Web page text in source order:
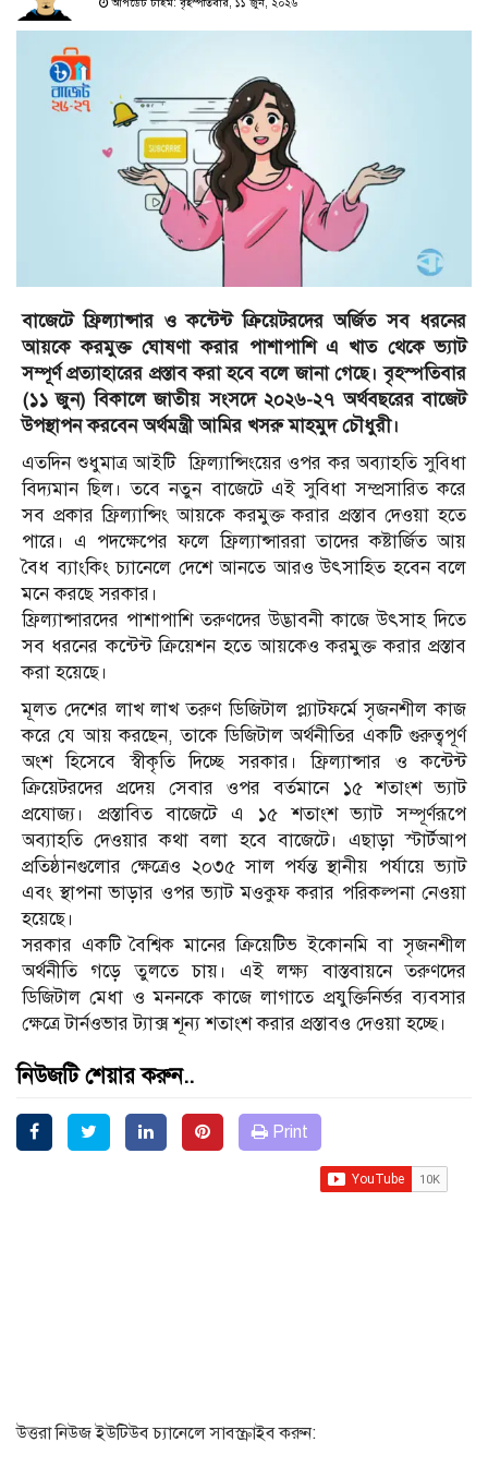
আপডেট টাইম: বৃহস্পতিবার, ১১ জুন, ২০২৬
বাজেটে ফ্রিল্যান্সার ও কন্টেন্ট ক্রিয়েটরদের অর্জিত সব ধরনের
আয়কে করমুক্ত ঘোষণা করার পাশাপাশি এ খাত থেকে ভ্যাট
সম্পূর্ণ প্রত্যাহারের প্রস্তাব করা হবে বলে জানা গেছে। বৃহস্পতিবার
(১১ জুন) বিকালে জাতীয় সংসদে ২০২৬-২৭ অর্থবছরের বাজেট
উপস্থাপন করবেন অর্থমন্ত্রী আমির খসরু মাহমুদ চৌধুরী।
এতদিন শুধুমাত্র আইটি ফ্রিল্যান্সিংয়ের ওপর কর অব্যাহতি সুবিধা
বিদ্যমান ছিল। তবে নতুন বাজেটে এই সুবিধা সম্প্রসারিত করে
সব প্রকার ফ্রিল্যান্সিং আয়কে করমুক্ত করার প্রস্তাব দেওয়া হতে
পারে। এ পদক্ষেপের ফলে ফ্রিল্যান্সাররা তাদের কষ্টার্জিত আয়
বৈধ ব্যাংকিং চ্যানেলে দেশে আনতে আরও উৎসাহিত হবেন বলে
মনে করছে সরকার।
ফ্রিল্যান্সারদের পাশাপাশি তরুণদের উদ্ভাবনী কাজে উৎসাহ দিতে
সব ধরনের কন্টেন্ট ক্রিয়েশন হতে আয়কেও করমুক্ত করার প্রস্তাব
করা হয়েছে।
মূলত দেশের লাখ লাখ তরুণ ডিজিটাল প্ল্যাটফর্মে সৃজনশীল কাজ
করে যে আয় করছেন, তাকে ডিজিটাল অর্থনীতির একটি গুরুত্বপূর্ণ
অংশ হিসেবে স্বীকৃতি দিচ্ছে সরকার। ফ্রিল্যান্সার ও কন্টেন্ট
ক্রিয়েটরদের প্রদেয় সেবার ওপর বর্তমানে ১৫ শতাংশ ভ্যাট
প্রযোজ্য। প্রস্তাবিত বাজেটে এ ১৫ শতাংশ ভ্যাট সম্পূর্ণরূপে
অব্যাহতি দেওয়ার কথা বলা হবে বাজেটে। এছাড়া স্টার্টআপ
প্রতিষ্ঠানগুলোর ক্ষেত্রেও ২০৩৫ সাল পর্যন্ত স্থানীয় পর্যায়ে ভ্যাট
এবং স্থাপনা ভাড়ার ওপর ভ্যাট মওকুফ করার পরিকল্পনা নেওয়া
হয়েছে।
সরকার একটি বৈশ্বিক মানের ক্রিয়েটিভ ইকোনমি বা সৃজনশীল
অর্থনীতি গড়ে তুলতে চায়। এই লক্ষ্য বাস্তবায়নে তরুণদের
ডিজিটাল মেধা ও মননকে কাজে লাগাতে প্রযুক্তিনির্ভর ব্যবসার
ক্ষেত্রে টার্নওভার ট্যাক্স শূন্য শতাংশ করার প্রস্তাবও দেওয়া হচ্ছে।
নিউজটি শেয়ার করুন..
Print
উত্তরা নিউজ ইউটিউব চ্যানেলে সাবস্ক্রাইব করুন: